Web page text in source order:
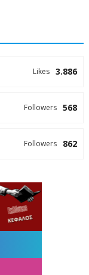
3.886
Likes
568
Followers
862
Followers